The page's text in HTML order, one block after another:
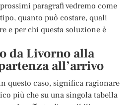
paragrafi vedremo come
quanto può costare, quali
e per chi questa soluzione è
da Livorno alla
all’arrivo
questo caso, significa ragionare
più che su una singola tabella